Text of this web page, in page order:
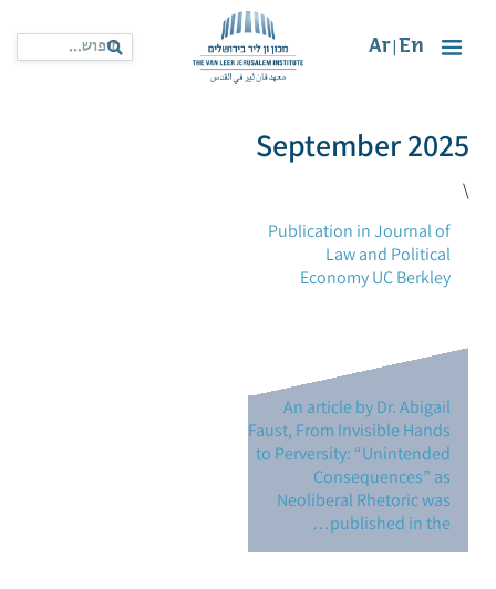
En
Ar
September 2025
\
Publication in Journal of
Law and Political
Economy UC Berkley
An article by Dr. Abigail
Faust, From Invisible Hands
to Perversity: “Unintended
Consequences” as
Neoliberal Rhetoric was
published in the…